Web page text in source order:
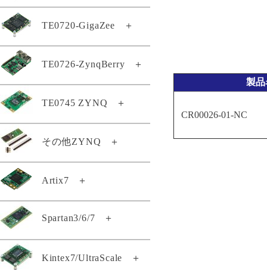
TEI0009-02-055-8CA
TEI0009-02-PHIQ2R
TEI0022-03
TEI0024-01
TEI0050-01-AAH13A
TEI0187-01-T4E11-A
TEI1000-01-ADI11-A
TEI1000-02-A3I11-A
TEIB0006-03-A
TEB0835-03-A
TEB0912-03-ABI21-A
TEB1000-02-A
TEB2000-01-T001
TEBA0714-01
TEBA0841-02
TEBB0714-01
TEBF0808-05
TEBF0818-02A
TEBT0782-01
TEBT0782-01A
TEBT0808-02
TE0803-04-4BI81-A
TE0803-04-4DE11-A
TE0803-04-4DE21-L
TE0803-04-4GE21-L
TE0803-04-5DE11-A
TE0803-04-5DI21-A
TE0807-03-7DE21-AS
TE0807-03-7DI21-A
TE0807-03-7DI24-A
TE0807-04-4BE81-AK
TE0807-04-7DE81-A
TE0808-05-6BE81-E
TE0808-05-6BE81-EK
TE0808-05-6BE81-F
TE0808-05-9BE21-F
TE0808-05-9BE21-LZ
TE0808-05-9BE81-A
TE0808-05-9BE81-E
TE0808-05-9BE81-EK
TE0808-05-9GI21-A
TE0808-05-9GI21-AS
TE0808-05-9GI21-E
TE0808-05-9GI81-E
TE0808-05-9GI81-EK
TE0808-05-BBE21-AS
TE0820-04-2BE21ML
TE0820-05-2AE21MA
TE0820-05-2AE81MA
TE0820-05-2AI21MA
TE0820-05-2AI81MA
TE0820-05-2BE81MA
TE0820-05-2BE81ML
TE0820-05-2BI21MA
TE0820-05-2BI81MA
TE0820-05-2BI81ML
TE0820-05-3AE21MA
TE0820-05-3AE81MA
TE0820-05-3BE21MA
TE0820-05-3BE81MA
TE0802-02-1BEV2-A
TE0802-02-2AEV2-A
TE0812-02-EIVEFM2
TE0812-02-EM2
TE0813-01-4DE11-AZ
TE0813-02-2AE81-A
TE0813-02-2BE81-A
TE0813-02-3AE81-A
TE0813-02-3BE81-A
TE0813-02-3BE81-AS
TE0813-02-4AE81-A
TE0813-02-4BE81-A
TE0813-02-4BE81-AK
TE0720-GigaZee ＋
TE0720-04-62I33MA
GigaZee TRENZ-LSHM150
GigaZee TRENZ-LSHM130
GigaZee TRENZ付属品セット
TE0720-03-64I63MA
TE0720-04-31C33MA
TE0720-04-61C33MA
TE0720-04-61C33MAS
TE0720-04-61C33RA
TE0720-04-61C530A
TE0720-04-61Q33MA
TE0726-ZynqBerry ＋
TE0726-03-11C64-A
TE0726-03-41C64-A
TE0726-03-41C74-R
TE0726-04-41C94-A
Zynqberryスタータキット・ライ
TE0745 ZYNQ ＋
TE0745-02-71I31-A
TE0745-02-72I33-A
TE0745-02-92I31-F
TE0745-03-71I31-A
TE0745-03-71I31-AK
TE0745-03-72I31-A
TE0745-03-81C31-A
その他ZYNQ ＋
TE0722-02-07S-1C
TE0722-04-41C-4-A
TE0722-04-41I-4-A
TE0723-03-11C64-A
TE0723-03-41C64-A
Artix7 ＋
TE0714-02-50-2I
TE0710-03-42C21-A
TE0710-03-42I21-A
Spartan3/6/7 ＋
TE0140-04A
Kintex7/UltraScale ＋
製品
CR00026-01-NC